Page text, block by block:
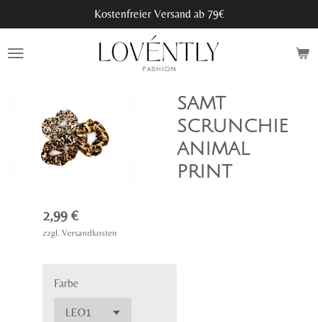
Hauptinhalt
springen
Kostenfreier Versand ab 79€
SAMT
SCRUNCHIE
ANIMAL
PRINT
2,99 €
zzgl. Versandkosten
Farbe